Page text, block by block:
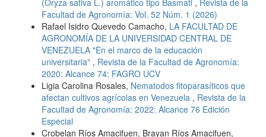
(Oryza sativa L.) aromático tipo Basmati , Revista de la
Facultad de Agronomía: Vol. 52 Núm. 1 (2026)
Rafael Isidro Quevedo Camacho, LA FACULTAD DE
AGRONOMÍA DE LA UNIVERSIDAD CENTRAL DE
VENEZUELA "En el marco de la educación
universitaria" , Revista de la Facultad de Agronomía:
2020: Alcance 74: FAGRO UCV
Ligia Carolina Rosales, Nematodos fitoparasíticos que
afectan cultivos agrícolas en Venezuela , Revista de la
Facultad de Agronomía: 2022: Alcance 76 Edición
Especial
Crobelan Ríos Amacifuen, Brayan Ríos Amacifuen,